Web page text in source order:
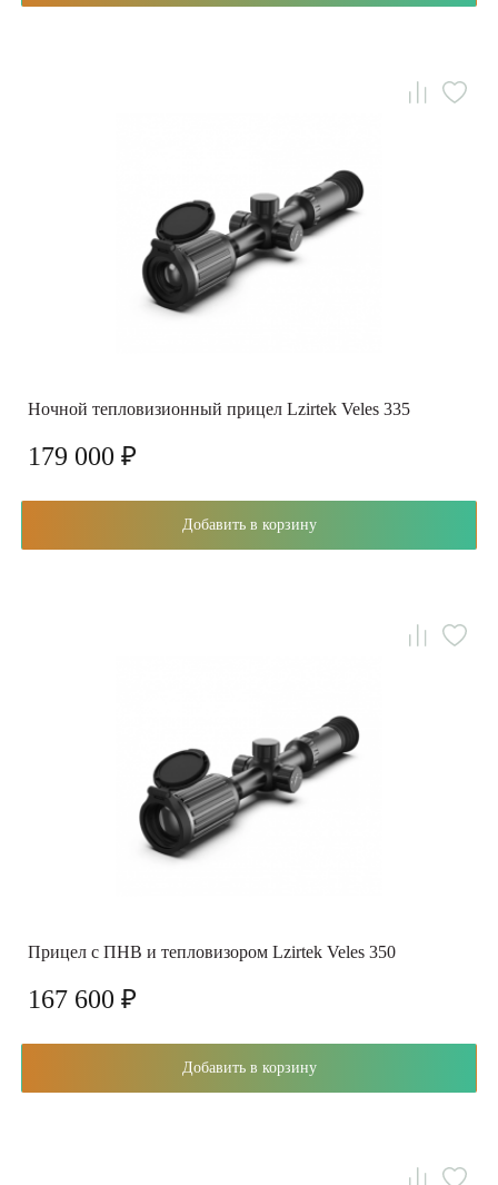
Ночной тепловизионный прицел Lzirtek Veles 335
179 000 ₽
Добавить в корзину
Прицел с ПНВ и тепловизором Lzirtek Veles 350
167 600 ₽
Добавить в корзину